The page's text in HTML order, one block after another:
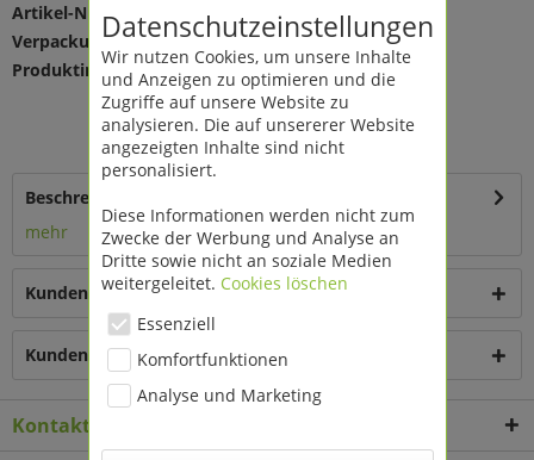
Artikel-Nr.:
198781
Verpackungseinheit:
1 St
Produktinfo:
Farbe: weiß-gold
Maße: Ø 13,3 H 11,5 cm
Material: Metall
4 Modelle
Beschreibung
mehr
Kunden kauften auch
Kunden haben sich ebenfalls angesehen
Kontakt
Datenschutzeinstellungen
Wir nutzen Cookies, um unsere Inhalte
und Anzeigen zu optimieren und die
Zugriffe auf unsere Website zu
analysieren. Die auf unsererer Website
angezeigten Inhalte sind nicht
personalisiert.
Diese Informationen werden nicht zum
Zwecke der Werbung und Analyse an
Dritte sowie nicht an soziale Medien
weitergeleitet. Cookies löschen
Essenziell
Komfortfunktionen
Analyse und Marketing